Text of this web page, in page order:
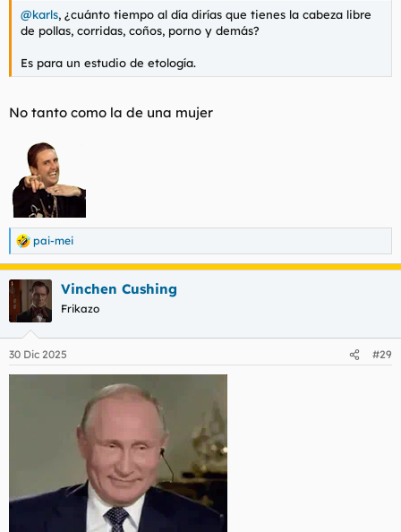
@karls, ¿cuánto tiempo al día dirías que tienes la cabeza libre
de pollas, corridas, coños, porno y demás?
Es para un estudio de etología.
No tanto como la de una mujer
R
e
a
c
c
i
e
s
pai-mei
Vinchen Cushing
Frikazo
30 Dic 2025 #29